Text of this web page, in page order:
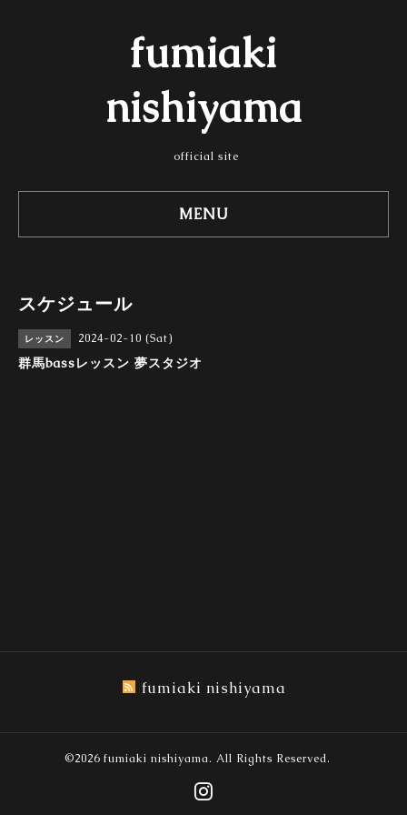
fumiaki
nishiyama
official site
MENU
スケジュール
レッスン 2024-02-10 (Sat)
群馬bassレッスン 夢スタジオ
fumiaki nishiyama
©2026 fumiaki nishiyama. All Rights Reserved.